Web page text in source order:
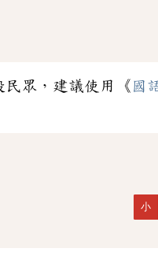
民眾，建議使用《 國
小